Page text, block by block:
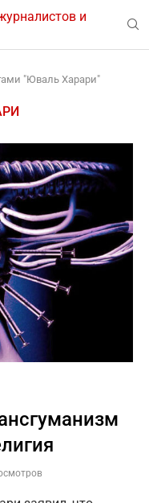
и
"Юваль Харари"